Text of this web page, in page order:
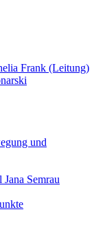
Frank (Leitung)
und
Semrau